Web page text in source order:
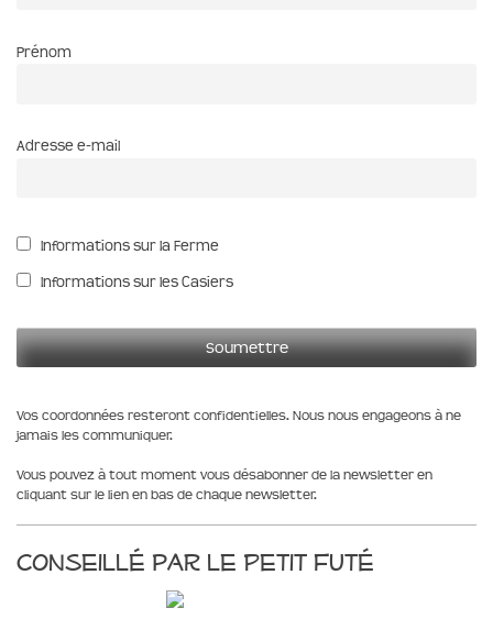
Prénom
Adresse e-mail
Informations sur la Ferme
Informations sur les Casiers
Vos coordonnées resteront confidentielles. Nous nous engageons à ne
jamais les communiquer.
Vous pouvez à tout moment vous désabonner de la newsletter en
cliquant sur le lien en bas de chaque newsletter.
Conseillé par le Petit Futé